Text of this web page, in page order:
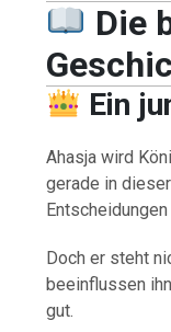
Die
Ein
Ahasja wird
gerade in
Doch er steht
beeinflussen
gut.